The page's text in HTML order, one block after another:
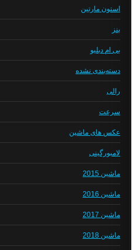
استون مارتین
بنز
بی ام دبلیو
دسته‌بندی نشده
رالی
سرعت
عکس های ماشین
لامبورگینی
ماشین 2015
ماشین 2016
ماشین 2017
ماشین 2018